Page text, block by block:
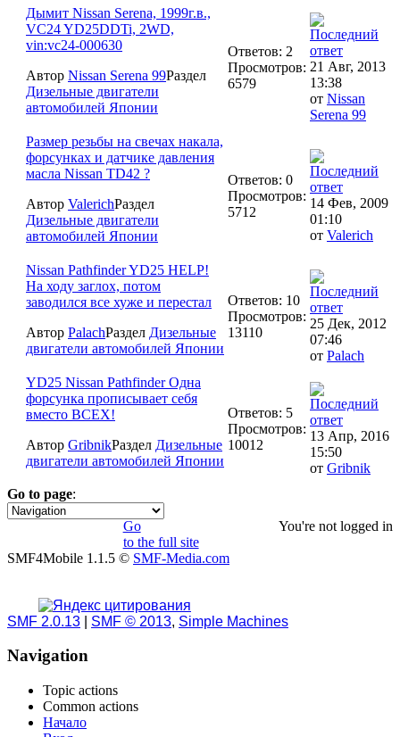
Дымит Nissan Serena, 1999г.в.,
VC24 YD25DDTi, 2WD,
vin:vc24-000630
Автор Nissan Serena 99Раздел
Дизельные двигатели
автомобилей Японии
Ответов: 2
Просмотров:
6579
21 Авг, 2013
13:38
от Nissan
Serena 99
Размер резьбы на свечах накала,
форсунках и датчике давления
масла Nissan TD42 ?
Автор ValerichРаздел
Дизельные двигатели
автомобилей Японии
Ответов: 0
Просмотров:
5712
14 Фев, 2009
01:10
от Valerich
Nissan Pathfinder YD25 HELP!
На ходу заглох, потом
заводился все хуже и перестал
Автор PalachРаздел Дизельные
двигатели автомобилей Японии
Ответов: 10
Просмотров:
13110
25 Дек, 2012
07:46
от Palach
YD25 Nissan Pathfinder Одна
форсунка прописывает себя
вместо ВСЕХ!
Автор GribnikРаздел Дизельные
двигатели автомобилей Японии
Ответов: 5
Просмотров:
10012
13 Апр, 2016
15:50
от Gribnik
Go to page:
1
You're not logged in
Go
to the full site
SMF4Mobile 1.1.5 © SMF-Media.com
SMF 2.0.13 SMF © 2013, Simple Machines
Navigation
Topic actions
Common actions
Начало